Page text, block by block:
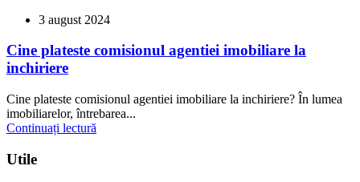
3 august 2024
Cine plateste comisionul agentiei imobiliare la
inchiriere
Cine plateste comisionul agentiei imobiliare la inchiriere? În lumea
imobiliarelor, întrebarea...
Continuați lectură
Utile